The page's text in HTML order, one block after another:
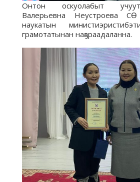
Онтон оскуолабыт
Валерьевна Неустроева СӨ
наукатын
грамотатынан наҕараадаланна.